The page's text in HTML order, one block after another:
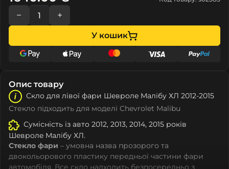
− +
У кошик
Опис товару
Скло для лівої фари Шeвролe Малібу ХЛ 2012-2015
Стекло підходить для моделі Chevrolet Malibu
Сумісність із авто 2012, 2013, 2014, 2015 років
Шeвролe Малібу ХЛ.
Стекло фари – умовна назва прозорого та
двокольорового пластику передньої частини фари
автомобіля. Все скло надходить безпосередньо з